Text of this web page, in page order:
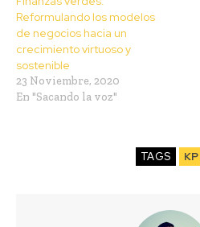
Reformulando los modelos
de negocios hacia un
crecimiento virtuoso y
sostenible
23 Noviembre, 2020
En "Sacando la voz"
TAGS